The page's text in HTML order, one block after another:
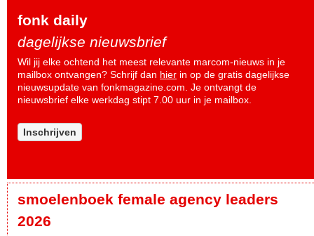
fonk daily
dagelijkse nieuwsbrief
Wil jij elke ochtend het meest relevante marcom-nieuws in je
mailbox ontvangen? Schrijf dan hier in op de gratis dagelijkse
nieuwsupdate van fonkmagazine.com. Je ontvangt de
nieuwsbrief elke werkdag stipt 7.00 uur in je mailbox.
Inschrijven
smoelenboek female agency leaders
2026